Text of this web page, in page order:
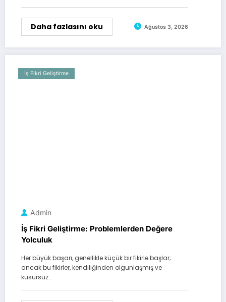
Daha fazlasını oku Ağustos 3, 2026
İş Fikri Geliştirme
Admin
İş Fikri Geliştirme: Problemlerden Değere
Yolculuk
Her büyük başarı, genellikle küçük bir fikirle başlar;
ancak bu fikirler, kendiliğinden olgunlaşmış ve
kusursuz…